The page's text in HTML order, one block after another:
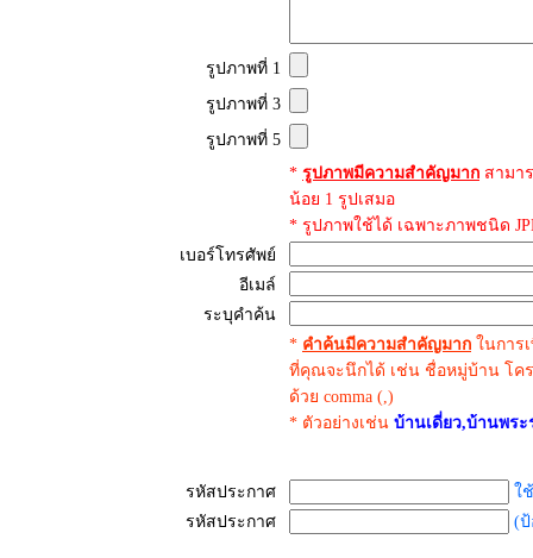
รูปภาพที่ 1
รูปภาพที่ 3
รูปภาพที่ 5
* รูปภาพมีความสำคัญมาก สามา
น้อย 1 รูปเสมอ
* รูปภาพใช้ได้ เฉพาะภาพชนิด
เบอร์โทรศัพย์
อีเมล์
ระบุคำค้น
* คำค้นมีความสำคัญมาก ในการ
ที่คุณจะนึกได้ เช่น ชื่อหมู่บ้าน โคร
ด้วย comma (,)
* ตัวอย่างเช่น บ้านเดี่ยว,บ้านพร
รหัสประกาศ
ใ
รหัสประกาศ
(ป้